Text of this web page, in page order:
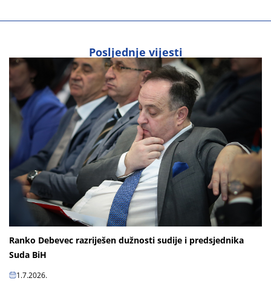
Posljednje vijesti
Ranko Debevec razriješen dužnosti sudije i predsjednika
Suda BiH
1.7.2026.